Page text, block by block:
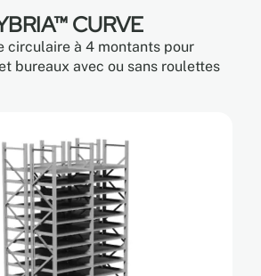
CURVE
circulaire à 4 montants pour
bureaux avec ou sans roulettes